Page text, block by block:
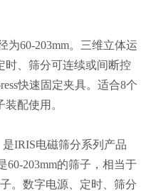
为60-203mm。三维立体运
时、筛分可连续或间断控
快速固定夹具。适合8个
装配使用。
IRIS电磁筛分系列产品
60-203mm的筛子，相当于
。数字电源、定时、筛分